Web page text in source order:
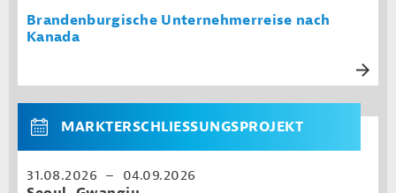
Brandenburgische Unternehmerreise nach
Kanada
MARKTERSCHLIESSUNGSPROJEKT
31.08.2026 – 04.09.2026